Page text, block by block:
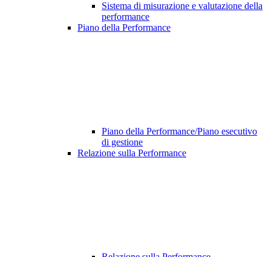
Sistema di misurazione e valutazione della
performance
Piano della Performance
Piano della Performance/Piano esecutivo
di gestione
Relazione sulla Performance